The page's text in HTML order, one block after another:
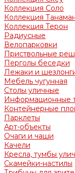
Коллекция Соло
Коллекция
Коллекция Терон
Радиусные
Велопарковки
Приствольные
Перголы беседки
Лежаки и
Мебель чугунная
Столы уличные
Информационные
Контейнерные
Парклеты
Арт-объекты
Очаги и чаши
Качели
Кресла, тумбы
Скамейки-настилы